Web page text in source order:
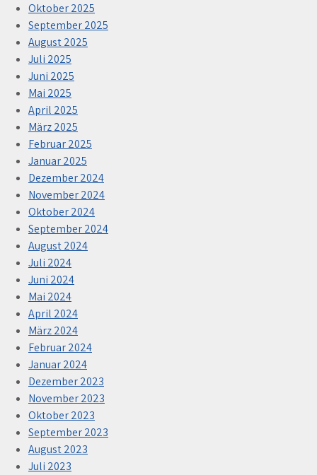
Oktober 2025
September 2025
August 2025
Juli 2025
Juni 2025
Mai 2025
April 2025
März 2025
Februar 2025
Januar 2025
Dezember 2024
November 2024
Oktober 2024
September 2024
August 2024
Juli 2024
Juni 2024
Mai 2024
April 2024
März 2024
Februar 2024
Januar 2024
Dezember 2023
November 2023
Oktober 2023
September 2023
August 2023
Juli 2023